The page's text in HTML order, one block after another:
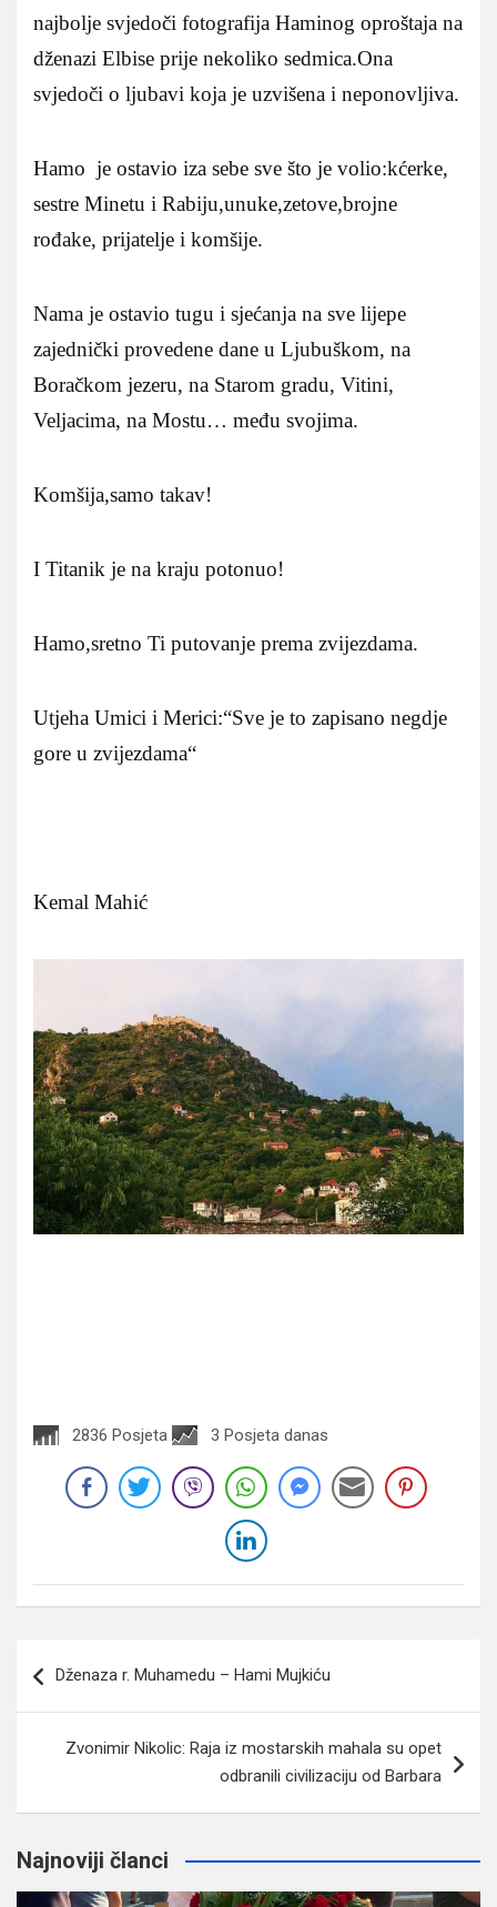
najbolje svjedoči fotografija Haminog oproštaja na
dženazi Elbise prije nekoliko sedmica.Ona
svjedoči o ljubavi koja je uzvišena i neponovljiva.
Hamo je ostavio iza sebe sve što je volio:kćerke,
sestre Minetu i Rabiju,unuke,zetove,brojne
rođake, prijatelje i komšije.
Nama je ostavio tugu i sjećanja na sve lijepe
zajednički provedene dane u Ljubuškom, na
Boračkom jezeru, na Starom gradu, Vitini,
Veljacima, na Mostu… među svojima.
Komšija,samo takav!
I Titanik je na kraju potonuo!
Hamo,sretno Ti putovanje prema zvijezdama.
Utjeha Umici i Merici:“Sve je to zapisano negdje
gore u zvijezdama“
Kemal Mahić
2836 Posjeta 3 Posjeta danas
članaka
Dženaza r. Muhamedu – Hami Mujkiću
Zvonimir Nikolic: Raja iz mostarskih mahala su opet
odbranili civilizaciju od Barbara
Najnoviji članci